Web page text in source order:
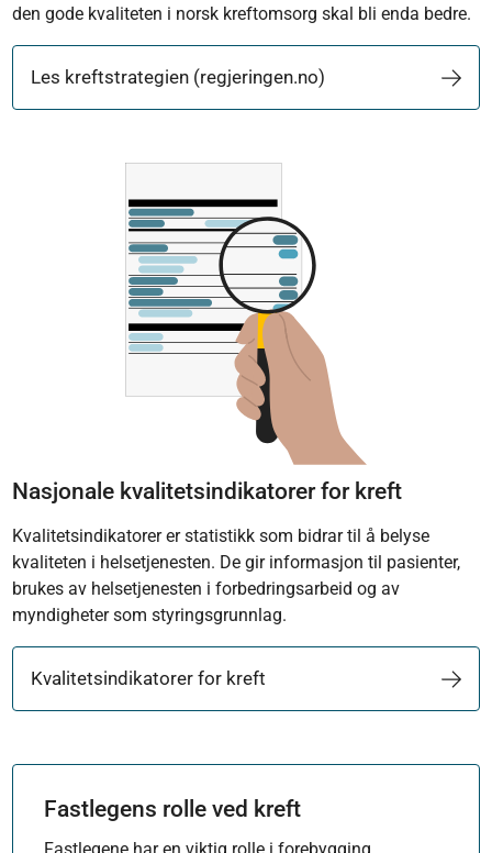
den gode kvaliteten i norsk kreftomsorg skal bli enda bedre.
Les kreftstrategien (regjeringen.no)
Nasjonale kvalitetsindikatorer for kreft
Kvalitetsindikatorer er statistikk som bidrar til å belyse
kvaliteten i helsetjenesten. De gir informasjon til pasienter,
brukes av helsetjenesten i forbedringsarbeid og av
myndigheter som styringsgrunnlag.
Kvalitetsindikatorer for kreft
Fastlegens rolle ved kreft